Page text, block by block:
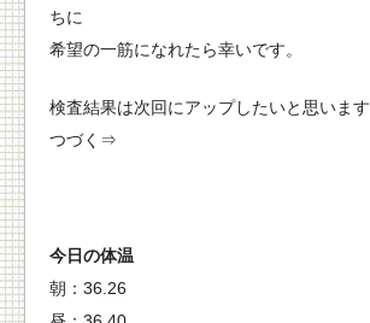
ちに
希望の一筋になれたら幸いです。
検査結果は次回にアップしたいと思います
つづく⇒
今日の体温
朝：36.26